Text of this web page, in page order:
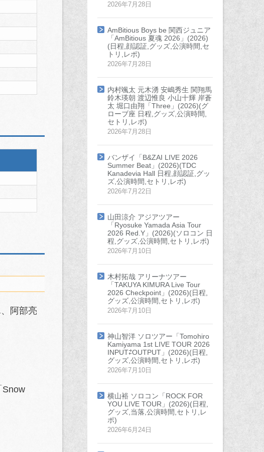
阿部亮
Snow
2026年7月28日
AmBitious Boys be 関西ジュニア
「AmBitious 夏魂 2026」(2026)
(日程,顔認証,グッズ,公演時間,セ
トリ,レポ)
2026年7月28日
内村颯太 元木湧 安嶋秀生 関翔馬
鈴木瑛朝 渡辺惟良 小山十輝 岸蒼
太 堀口由翔「Three」(2026)(グ
ローブ座 日程,グッズ,公演時間,
セトリ,レポ)
2026年7月28日
バンザイ「B&ZAI LIVE 2026
Summer Beat」(2026)(TDC
Kanadevia Hall 日程,顔認証,グッ
ズ,公演時間,セトリ,レポ)
2026年7月22日
山田涼介 アジアツアー
「Ryosuke Yamada Asia Tour
2026 Red.Y」(2026)(ソロコン 日
程,グッズ,公演時間,セトリ,レポ)
2026年7月10日
木村拓哉 アリーナツアー
「TAKUYA KIMURA Live Tour
2026 Checkpoint」(2026)(日程,
グッズ,公演時間,セトリ,レポ)
2026年7月10日
神山智洋 ソロツアー「Tomohiro
Kamiyama 1st LIVE TOUR 2026
INPUT⇄OUTPUT」(2026)(日程,
グッズ,公演時間,セトリ,レポ)
2026年7月10日
横山裕 ソロコン「ROCK FOR
YOU LIVE TOUR」(2026)(日程,
グッズ,当落,公演時間,セトリ,レ
ポ)
2026年6月24日